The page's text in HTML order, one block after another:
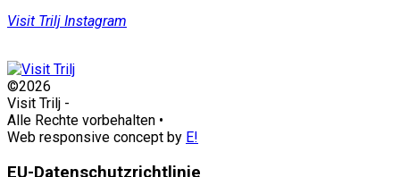
Visit Trilj Instagram
©2026
Visit Trilj -
Alle Rechte vorbehalten •
Web responsive concept by E!
EU-Datenschutzrichtlinie